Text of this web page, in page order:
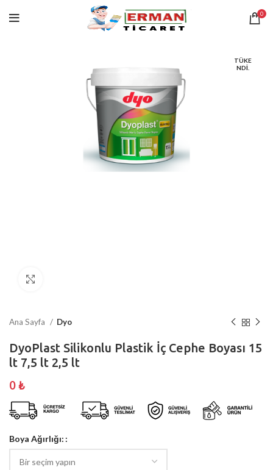
0
TÜKE
NDI.
Ana Sayfa Dyo
DyoPlast Silikonlu Plastik İç Cephe Boyası 15
lt 7,5 lt 2,5 lt
0₺
Boya Ağırlığı: